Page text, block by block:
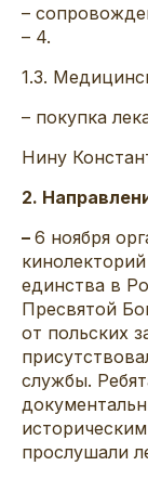
–
– 4.
1.3.
– покупка
Нину
2.
– 6 ноября
единства в
Пресвятой
от польских
службы.
прослушали